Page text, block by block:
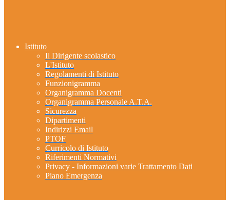
Istituto
Il Dirigente scolastico
L'Istituto
Regolamenti di Istituto
Funzionigramma
Organigramma Docenti
Organigramma Personale A.T.A.
Sicurezza
Dipartimenti
Indirizzi Email
PTOF
Curricolo di Istituto
Riferimenti Normativi
Privacy - Informazioni varie Trattamento Dati
Piano Emergenza